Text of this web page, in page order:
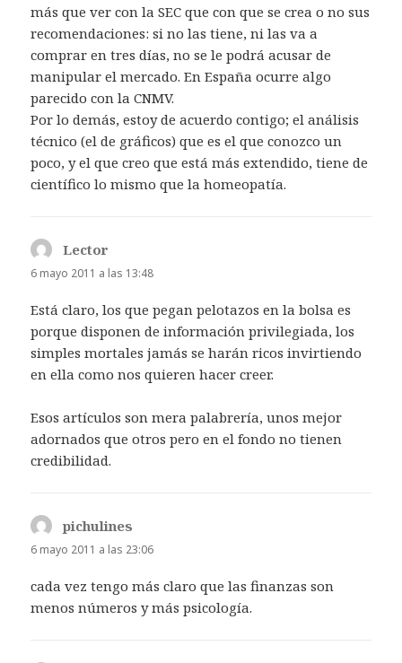
más que ver con la SEC que con que se crea o no sus
recomendaciones: si no las tiene, ni las va a
comprar en tres días, no se le podrá acusar de
manipular el mercado. En España ocurre algo
parecido con la CNMV.
Por lo demás, estoy de acuerdo contigo; el análisis
técnico (el de gráficos) que es el que conozco un
poco, y el que creo que está más extendido, tiene de
científico lo mismo que la homeopatía.
Lector
6 mayo 2011 a las 13:48
Está claro, los que pegan pelotazos en la bolsa es
porque disponen de información privilegiada, los
simples mortales jamás se harán ricos invirtiendo
en ella como nos quieren hacer creer.
Esos artículos son mera palabrería, unos mejor
adornados que otros pero en el fondo no tienen
credibilidad.
pichulines
6 mayo 2011 a las 23:06
cada vez tengo más claro que las finanzas son
menos números y más psicología.